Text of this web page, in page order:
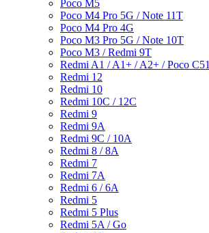
Poco M5
Poco M4 Pro 5G / Note 11T
Poco M4 Pro 4G
Poco M3 Pro 5G / Note 10T
Poco M3 / Redmi 9T
Redmi A1 / A1+ / A2+ / Poco C51
Redmi 12
Redmi 10
Redmi 10C / 12C
Redmi 9
Redmi 9A
Redmi 9C / 10A
Redmi 8 / 8A
Redmi 7
Redmi 7A
Redmi 6 / 6A
Redmi 5
Redmi 5 Plus
Redmi 5A / Go